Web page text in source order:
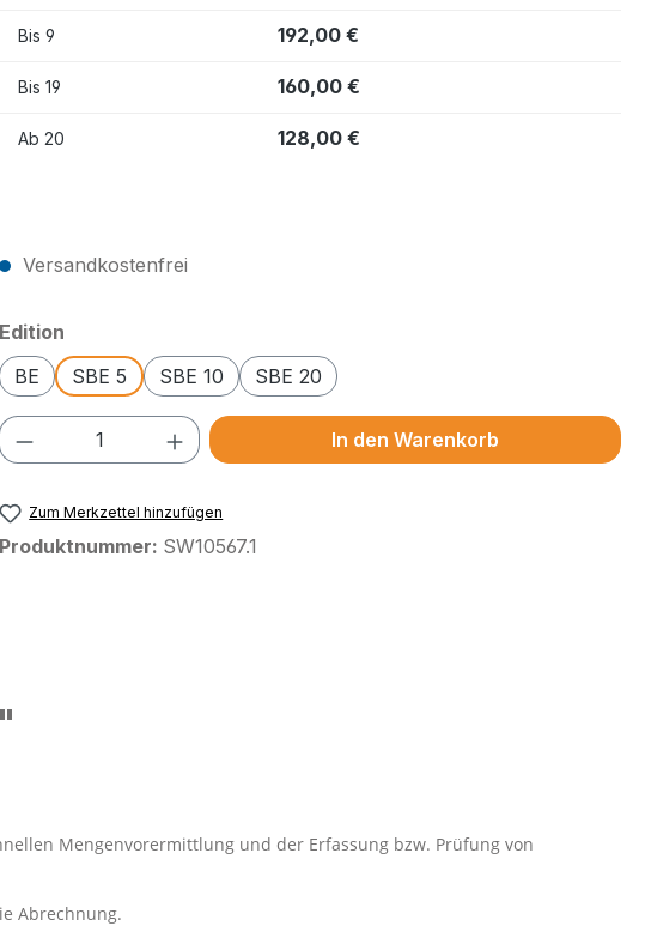
Bis 9 192,00 €
Bis 19 160,00 €
Ab 20 128,00 €
Versandkostenfrei
Edition
BE
SBE 5 SBE 10 SBE 20
Produkt Anzahl: Gib den gewünschten Wert
In den Warenkorb
Zum Merkzettel hinzufügen
Produktnummer: SW10567.1
Mengenvorermittlung und der Erfassung bzw. Prüfung von
Abrechnung.